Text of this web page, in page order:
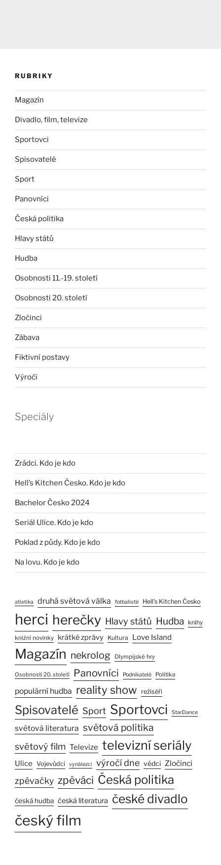
RUBRIKY
Magazín
Divadlo, film, televize
Sportovci
Spisovatelé
Sport
Panovníci
Česká politika
Hlavy států
Hudba
Osobnosti 11.-19. století
Osobnosti 20. století
Zločinci
Zábava
Fiktivní postavy
Výročí
Speciály
Zrádci. Kdo je kdo
Hell’s Kitchen Česko. Kdo je kdo
Bachelor Česko 2024
Seriál Ulice. Kdo je kdo
Poklad z půdy. Kdo je kdo
Na lovu. Kdo je kdo
atletika druhá světová válka fotbalisté Hell’s Kitchen Česko
herci herečky Hlavy států Hudba knihy
knižní novinky krátké zprávy Kultura Love Island
Magazín nekrolog Olympijské hry
Osobnosti 20. století Panovníci Podnikatelé Politika
populární hudba reality show režiséři
Spisovatelé Sport Sportovci StarDance
světová literatura světová politika
světový film Televize televizní seriály
Ulice Vojevůdci vynálezci výročí dne vědci Zločinci
zpěvačky zpěváci Česká politika
česká hudba česká literatura české divadlo
český film